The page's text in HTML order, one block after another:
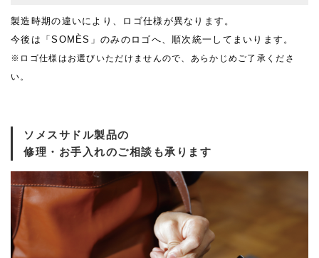
製造時期の違いにより、ロゴ仕様が異なります。
今後は「SOMÈS」のみのロゴへ、順次統一してまいります。
※ロゴ仕様はお選びいただけませんので、あらかじめご了承くださ
い。
ソメスサドル製品の
修理・お手入れのご相談も承ります